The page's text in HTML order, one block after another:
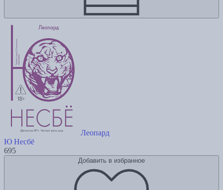
Леопард
Ю Несбё
695
Добавить в избранное